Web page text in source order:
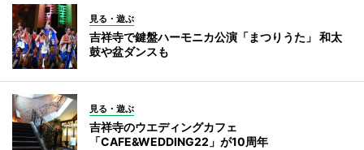
見る・遊ぶ
吉祥寺で鍵盤ハーモニカ公演「まつりうた」 和太
鼓や盆ダンスも
見る・遊ぶ
吉祥寺のウエディングカフェ
「CAFE&WEDDING22」が10周年